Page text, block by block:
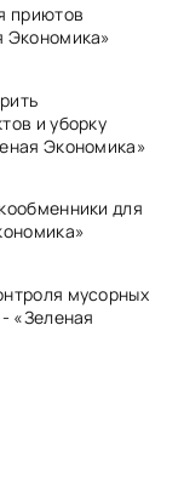
приютов
Экономика»
и уборку
Экономика»
для
мусорных
«Зеленая